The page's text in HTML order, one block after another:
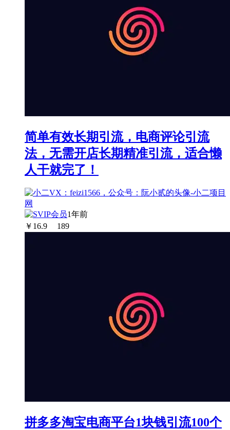
简单有效长期引流，电商评论引流
法，无需开店长期精准引流，适合懒
人干就完了！
1年前
￥ 16.9 189
拼多多淘宝电商平台1块钱引流100个